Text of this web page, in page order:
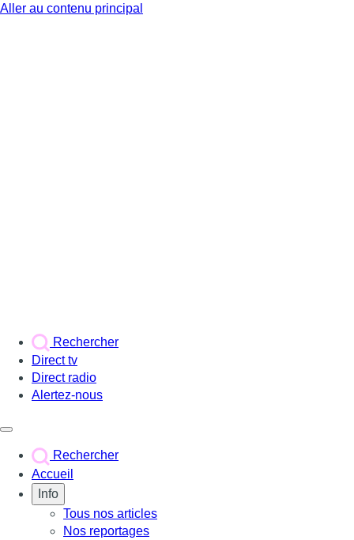
Aller au contenu principal
Rechercher
Direct tv
Direct radio
Alertez-nous
Rechercher
Accueil
Info
Tous nos articles
Nos reportages